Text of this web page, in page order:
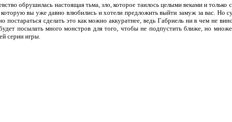
обрушилась настоящая тьма, зло, которое таилось целыми веками и
вы уже давно влюбились и хотели предложить выйти замуж за вас. Но
сделать это как можно аккуратнее, ведь Габриель ни в чем не
посылать много монстров для того, чтобы не подпустить ближе, но
серии игры.